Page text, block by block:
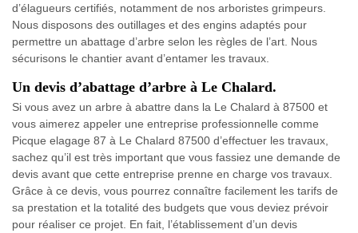
d’élagueurs certifiés, notamment de nos arboristes grimpeurs.
Nous disposons des outillages et des engins adaptés pour
permettre un abattage d’arbre selon les règles de l’art. Nous
sécurisons le chantier avant d’entamer les travaux.
Un devis d’abattage d’arbre à Le Chalard.
Si vous avez un arbre à abattre dans la Le Chalard à 87500 et
vous aimerez appeler une entreprise professionnelle comme
Picque elagage 87 à Le Chalard 87500 d’effectuer les travaux,
sachez qu’il est très important que vous fassiez une demande de
devis avant que cette entreprise prenne en charge vos travaux.
Grâce à ce devis, vous pourrez connaître facilement les tarifs de
sa prestation et la totalité des budgets que vous deviez prévoir
pour réaliser ce projet. En fait, l’établissement d’un devis